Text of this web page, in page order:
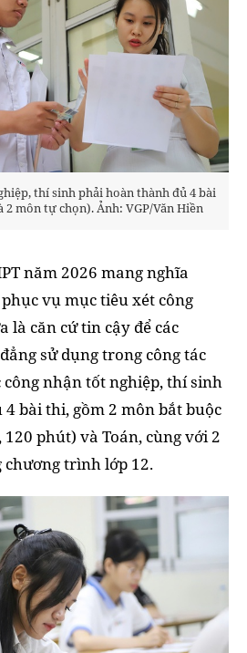
thí sinh phải hoàn thành đủ 4 bài
môn tự chọn). Ảnh: VGP/Văn Hiền
năm 2026 mang nghĩa
vụ mục tiêu xét công
là căn cứ tin cậy để các
sử dụng trong công tác
nhận tốt nghiệp, thí sinh
bài thi, gồm 2 môn bắt buộc
phút) và Toán, cùng với 2
trình lớp 12.